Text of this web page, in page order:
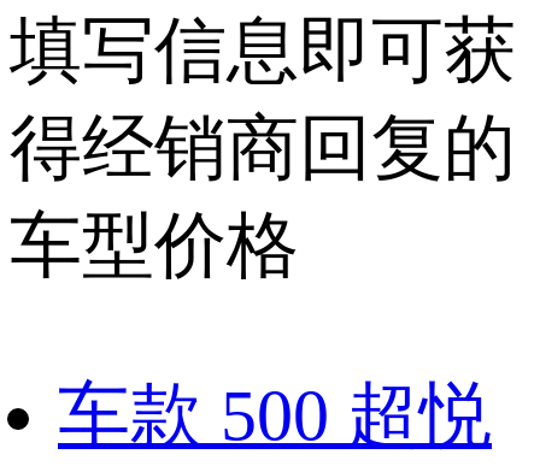
填写信息即可获
得经销商回复的
车型价格
车款 500 超悦